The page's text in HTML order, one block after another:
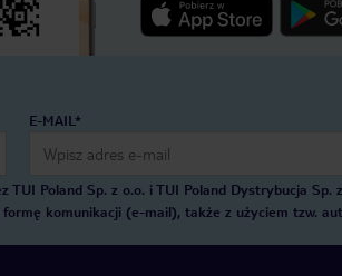
E-MAIL*
TUI Poland Sp. z o.o. i TUI Poland Dystrybucja
komunikacji (e-mail), także z użyciem tzw.